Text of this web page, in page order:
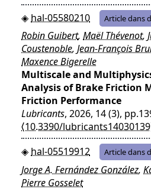
hal-05580210
Article dans
Robin Guibert, Maël Thévenot,
Coustenoble, Jean-François
Maxence Bigerelle
Multiscale and
Analysis of Brake Friction
Friction Performance
Lubricants, 2026, 14 (3),
⟨10.3390/
hal-05519912
Article dans
Jorge A. Fernández González,
Pierre Gosselet